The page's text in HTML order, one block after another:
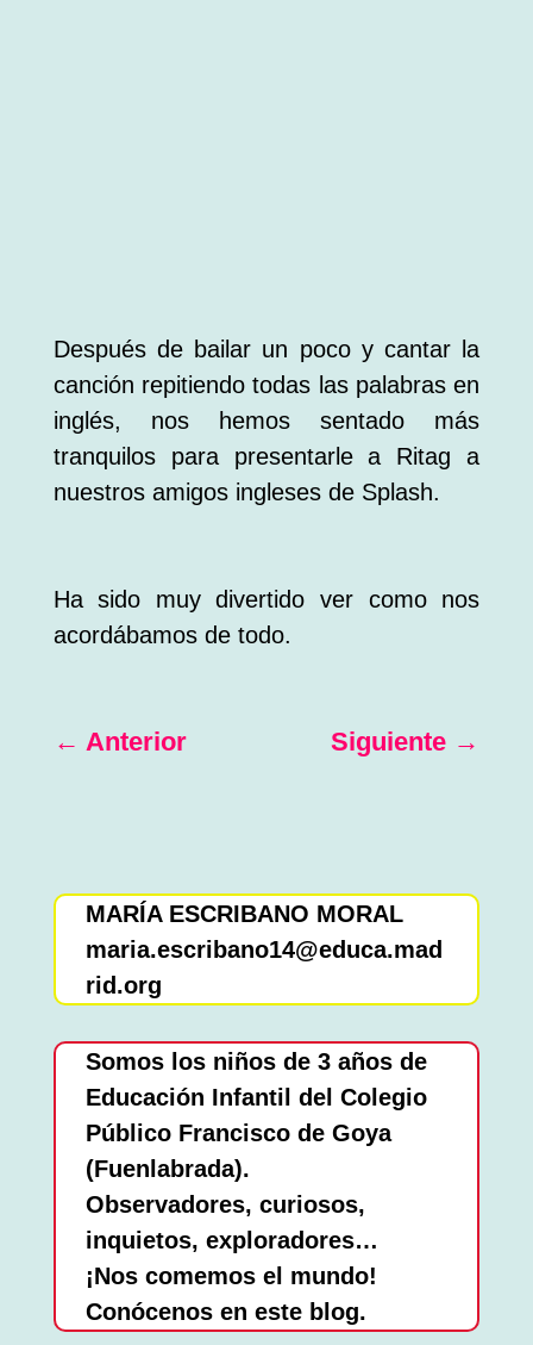
Después de bailar un poco y cantar la
canción repitiendo todas las palabras en
inglés, nos hemos sentado más
tranquilos para presentarle a Ritag a
nuestros amigos ingleses de Splash.
Ha sido muy divertido ver como nos
acordábamos de todo.
← Anterior Siguiente →
MARÍA ESCRIBANO MORAL
maria.escribano14@educa.mad
rid.org
Somos los niños de 3 años de
Educación Infantil del Colegio
Público Francisco de Goya
(Fuenlabrada).
Observadores, curiosos,
inquietos, exploradores…
¡Nos comemos el mundo!
Conócenos en este blog.